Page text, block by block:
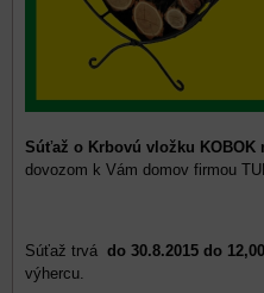
Súťaž o Krbovú vložku KOBOK
dovozom k Vám domov firmou
Súťaž trvá do 30.8.2015 do
výhercu.